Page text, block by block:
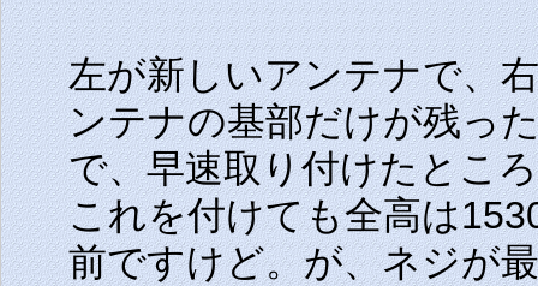
左が新しいアンテナで、
ンテナの基部だけが残っ
で、早速取り付けたとこ
これを付けても全高は
前ですけど。が、ネジが